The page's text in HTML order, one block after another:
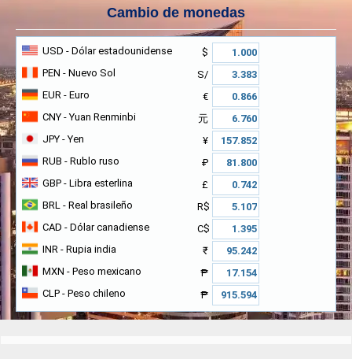
Cambio de monedas
USD - Dólar estadounidense
$
PEN - Nuevo Sol
S/
EUR - Euro
€
CNY - Yuan Renminbi
元
JPY - Yen
¥
RUB - Rublo ruso
₽
GBP - Libra esterlina
£
BRL - Real brasileño
R$
CAD - Dólar canadiense
C$
INR - Rupia india
₹
MXN - Peso mexicano
₱
CLP - Peso chileno ₱